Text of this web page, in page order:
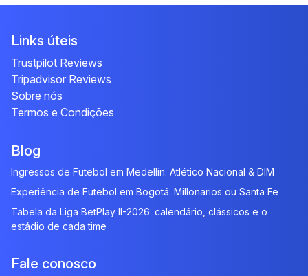
Links úteis
Trustpilot Reviews
Tripadvisor Reviews
Sobre nós
Termos e Condições
Blog
Ingressos de Futebol em Medellín: Atlético Nacional & DIM
Experiência de Futebol em Bogotá: Millonarios ou Santa Fe
Tabela da Liga BetPlay II-2026: calendário, clássicos e o
estádio de cada time
Fale conosco